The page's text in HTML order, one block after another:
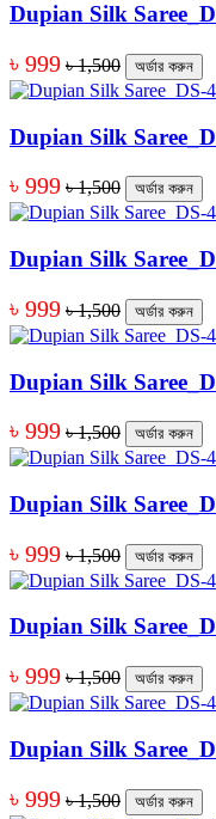
Dupian Silk
৳ 999 ৳ 1,500 অর্ডার করুন
Dupian Silk
৳ 999 ৳ 1,500 অর্ডার করুন
Dupian Silk
৳ 999 ৳ 1,500 অর্ডার করুন
Dupian Silk
৳ 999 ৳ 1,500 অর্ডার করুন
Dupian Silk
৳ 999 ৳ 1,500 অর্ডার করুন
Dupian Silk
৳ 999 ৳ 1,500 অর্ডার করুন
Dupian Silk
৳ 999 ৳ 1,500 অর্ডার করুন